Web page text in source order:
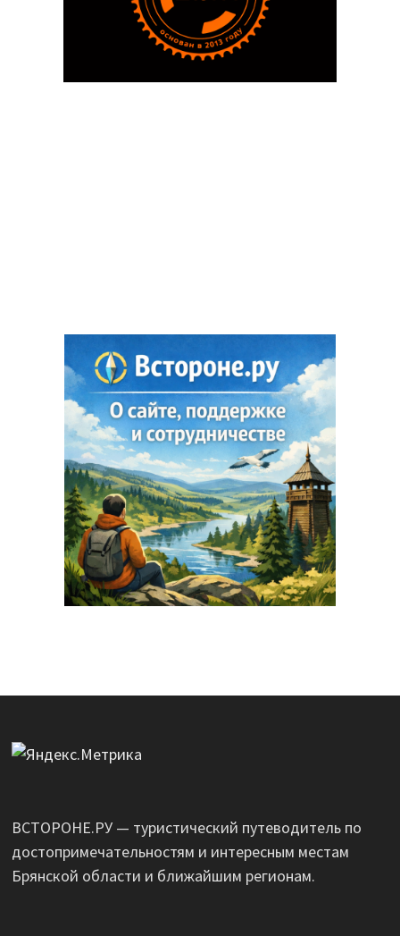
ВСТОРОНЕ.РУ — туристический путеводитель по
достопримечательностям и интересным местам
Брянской области и ближайшим регионам.